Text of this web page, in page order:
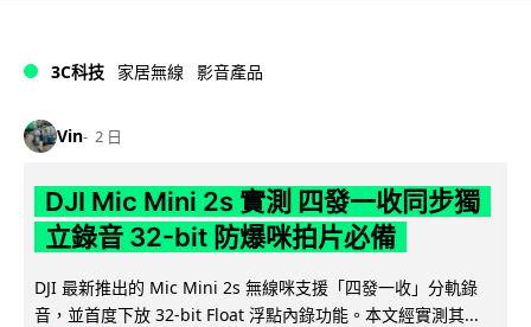
3C科技 家居無線 影音產品
Vin 2 日
DJI Mic Mini 2s 實測 四發一收同步獨
立錄音 32-bit 防爆咪拍片必備
DJI 最新推出的 Mic Mini 2s 無線咪支援「四發一收」分軌錄
音，並首度下放 32-bit Float 浮點內錄功能。本文經實測其...